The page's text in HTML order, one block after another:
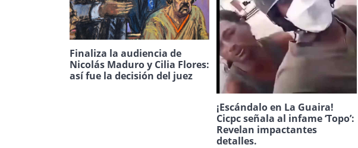
Finaliza la audiencia de
Nicolás Maduro y Cilia Flores:
así fue la decisión del juez
¡Escándalo en La Guaira!
Cicpc señala al infame ‘Topo’:
Revelan impactantes
detalles.